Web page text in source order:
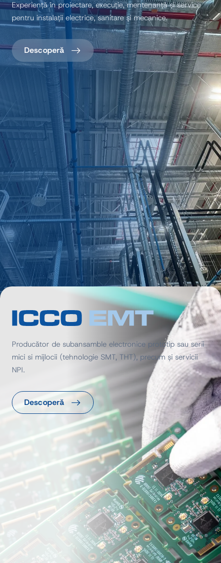
Experiență în proiectare, execuție, mentenanță și service
pentru instalații electrice, sanitare și mecanice.
Descoperă
Producător de subansamble electronice prototip sau serii
mici si mijlocii (tehnologie SMT, THT), precum și servicii
NPI.
Descoperă